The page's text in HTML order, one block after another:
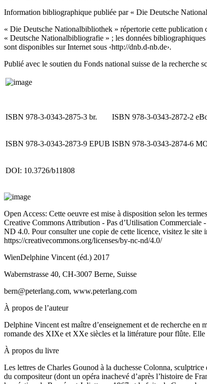
Information bibliographique publiée par « Die Deutsche
« Die Deutsche Nationalbibliothek » répertorie cette publication
« Deutsche Nationalbibliografie » ; les données bibliographiques
sont disponibles sur Internet sous ‹http://dnb.d-nb.de›.
Publié avec le soutien du Fonds national suisse de la recherche
ISBN 978-3-0343-2875-3 br. ISBN 978-3-0343-2872-2
ISBN 978-3-0343-2873-9 EPUB ISBN 978-3-0343-2874-6
DOI: 10.3726/b11808
Open Access: Cette oeuvre est mise à disposition selon les
Creative Commons Attribution - Pas d’Utilisation Commerciale
ND 4.0. Pour consulter une copie de cette licence, visitez le site
https://creativecommons.org/licenses/by-nc-nd/4.0/
WienDelphine Vincent (éd.) 2017
Wabernstrasse 40, CH-3007 Berne, Suisse
bern@peterlang.com, www.peterlang.com
À propos de l’auteur
Delphine Vincent est maître d’enseignement et de recherche
romande des XIXe et XXe siècles et la littérature pour flûte. Elle
À propos du livre
Les lettres de Charles Gounod à la duchesse Colonna,
du compositeur (dont un opéra inachevé d’après l’histoire de